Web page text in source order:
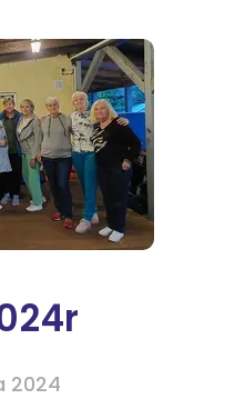
2024